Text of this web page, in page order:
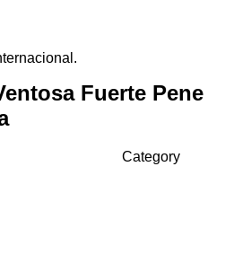
Fuerte Pene
Category